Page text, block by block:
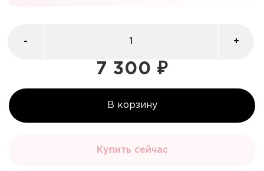
+
-
7 300 ₽
В корзину
Купить сейчас